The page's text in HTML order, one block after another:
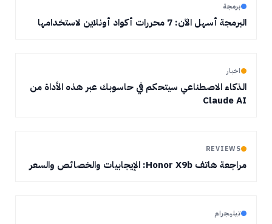
برمجة
البرمجة أسهل الآن: 7 محررات أكواد أونلاين لاستخدامها
اخبار
الذكاء الاصطناعي سيتحكم في حاسوبك عبر هذه الأداة من
Claude AI
REVIEWS
مراجعة هاتف Honor X9b: الإيجابيات والخصائص والسعر
تيليجرام